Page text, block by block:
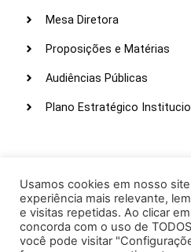
Mesa Diretora
Proposições e Matérias
Audiências Públicas
Plano Estratégico
Webmail
Intranet
Administração
Usamos cookies em nosso
experiência mais relevante,
e visitas repetidas. Ao clicar
concorda com o uso de
você pode visitar